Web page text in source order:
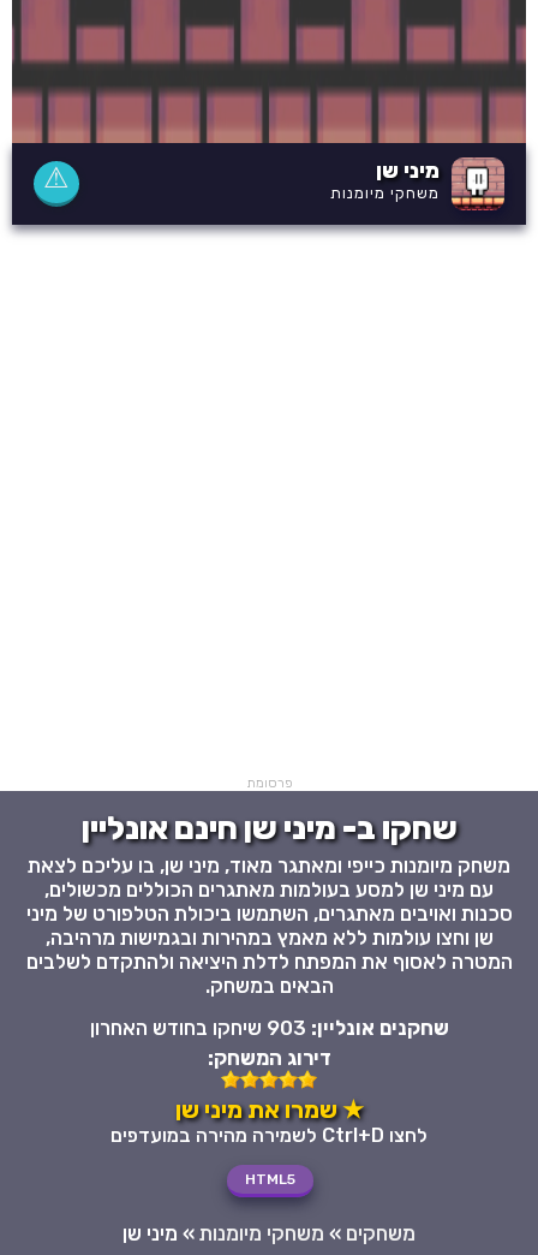
מיני שן
משחקי מיומנות ⚠
פרסומת
שחקו ב- מיני שן חינם אונליין
משחק מיומנות כייפי ומאתגר מאוד, מיני שן, בו עליכם לצאת
עם מיני שן למסע בעולמות מאתגרים הכוללים מכשולים,
סכנות ואויבים מאתגרים, השתמשו ביכולת הטלפורט של מיני
שן וחצו עולמות ללא מאמץ במהירות ובגמישות מרהיבה,
המטרה לאסוף את המפתח לדלת היציאה ולהתקדם לשלבים
הבאים במשחק.
שחקנים אונליין: 903 שיחקו בחודש האחרון
דירוג המשחק:
★ שמרו את מיני שן
לחצו Ctrl+D לשמירה מהירה במועדפים
HTML5
משחקים » משחקי מיומנות » מיני שן